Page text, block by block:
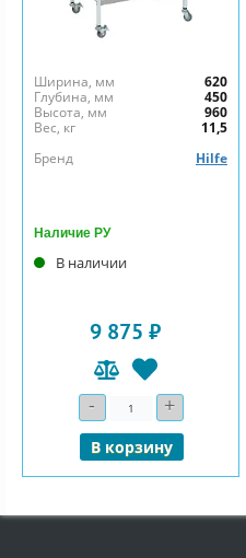
Ширина, мм
620
Глубина, мм
450
Высота, мм
960
Вес, кг
11,5
Бренд
Hilfe
Наличие РУ
В наличии
9 875 ₽
- Количество+
В корзину